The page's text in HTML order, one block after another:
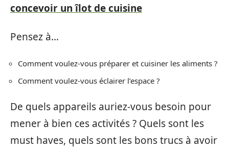
concevoir un îlot de cuisine
Pensez à…
Comment voulez-vous préparer et cuisiner les aliments ?
Comment voulez-vous éclairer l’espace ?
De quels appareils auriez-vous besoin pour
mener à bien ces activités ? Quels sont les
must haves, quels sont les bons trucs à avoir